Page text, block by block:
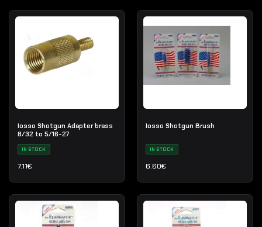
Iosso Shotgun Adapter brass
8/32 to 5/16-27
IN STOCK
7.11€
Iosso Shotgun Brush
IN STOCK
6.60€